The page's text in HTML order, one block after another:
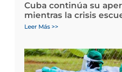
Cuba continúa su
mientras la crisis
Leer Más >>